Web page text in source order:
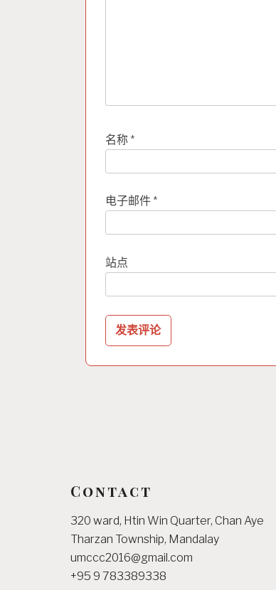
名称 *
电子邮件 *
站点
Contact
320 ward, Htin Win Quarter, Chan Aye
Tharzan Township, Mandalay
umccc2016@gmail.com
+95 9 783389338